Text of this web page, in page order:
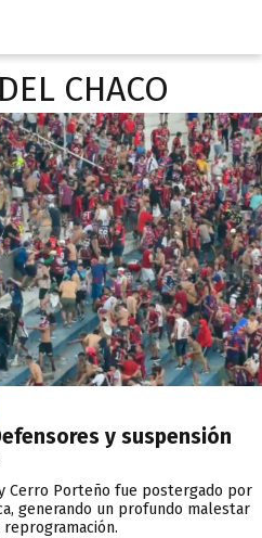
CHACO
y suspensión
Cerro Porteño fue postergado por
generando un profundo malestar